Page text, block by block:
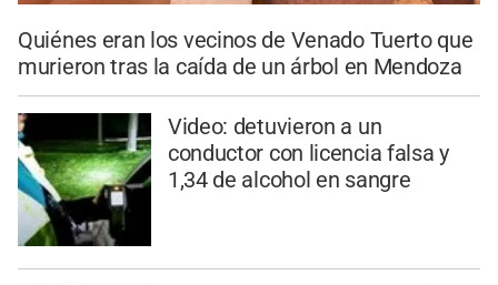
Quiénes eran los vecinos de Venado Tuerto que
murieron tras la caída de un árbol en Mendoza
Video: detuvieron a un
conductor con licencia falsa y
1,34 de alcohol en sangre